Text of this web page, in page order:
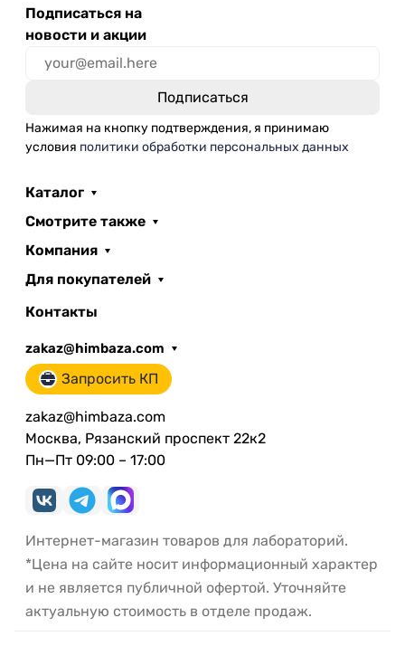
Подписаться на
новости и акции
Нажимая на кнопку подтверждения, я принимаю
условия политики обработки персональных данных
Каталог
Смотрите также
Компания
Для покупателей
Контакты
zakaz@himbaza.com
Запросить КП
zakaz@himbaza.com
Москва, Рязанский проспект 22к2
Пн—Пт 09:00 – 17:00
Интернет-магазин товаров для лабораторий.
*Цена на сайте носит информационный характер
и не является публичной офертой. Уточняйте
актуальную стоимость в отделе продаж.